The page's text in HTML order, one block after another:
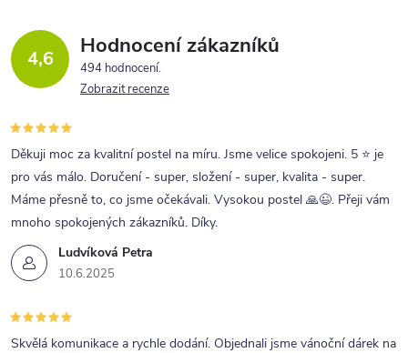
4,6 Hodnocení zákazníků
494 hodnocení
Zobrazit recenze
Ludvíková Petra
10.6.2025
Děkuji moc za kvalitní postel na míru. Jsme velice spokojeni. 5 ⭐ je
pro vás málo. Doručení - super, složení - super, kvalita - super.
Máme přesně to, co jsme očekávali. Vysokou postel 🙏😉. Přeji vám
mnoho spokojených zákazníků. Díky.
Skvělá komunikace a rychle dodání. Objednali jsme vánoční dárek na